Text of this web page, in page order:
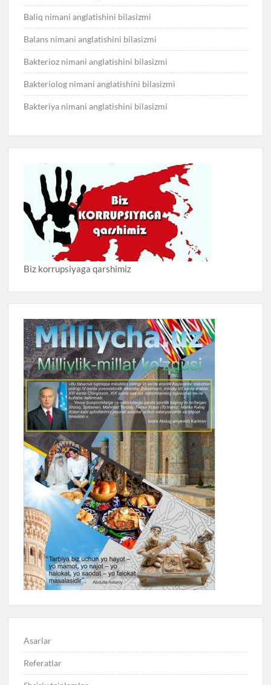
Baliq nimani anglatishini bilasizmi
Balans nimani anglatishini bilasizmi
Bakterioz nimani anglatishini bilasizmi
Bakteriolog nimani anglatishini bilasizmi
Bakteriya nimani anglatishini bilasizmi
Biz korrupsiyaga qarshimiz
Asarlar
Referatlar